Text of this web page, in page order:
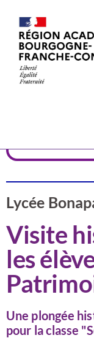
Lycée
Visite
les
Une plongée
pour la classe